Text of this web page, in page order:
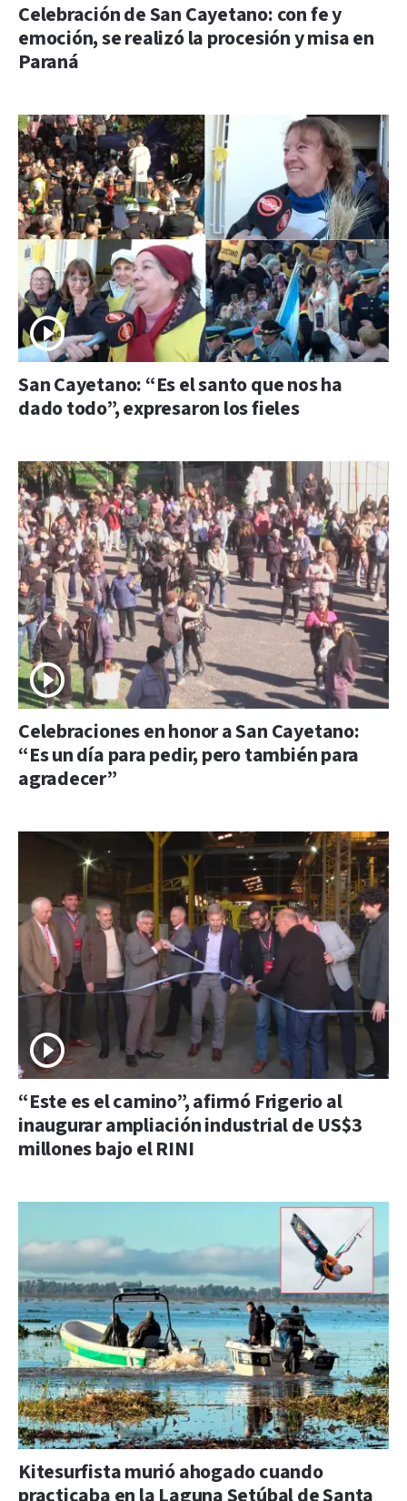
Celebración de San Cayetano: con fe y
emoción, se realizó la procesión y misa en
Paraná
San Cayetano: “Es el santo que nos ha
dado todo”, expresaron los fieles
Celebraciones en honor a San Cayetano:
“Es un día para pedir, pero también para
agradecer”
“Este es el camino”, afirmó Frigerio al
inaugurar ampliación industrial de US$3
millones bajo el RINI
Kitesurfista murió ahogado cuando
practicaba en la Laguna Setúbal de Santa